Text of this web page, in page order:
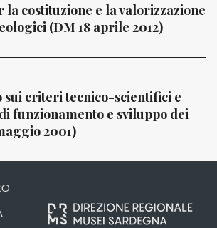
la costituzione e la valorizzazione
(DM 18 aprile 2012)
sui criteri tecnico-scientifici e
funzionamento e sviluppo dei
2001)